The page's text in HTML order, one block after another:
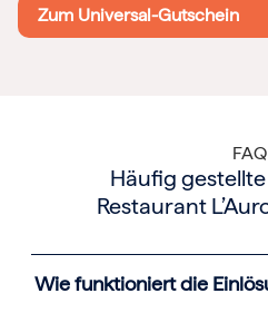
Zum Universal-Gutschein
FAQ
Häufig
Restaurant
Wie funktioniert die